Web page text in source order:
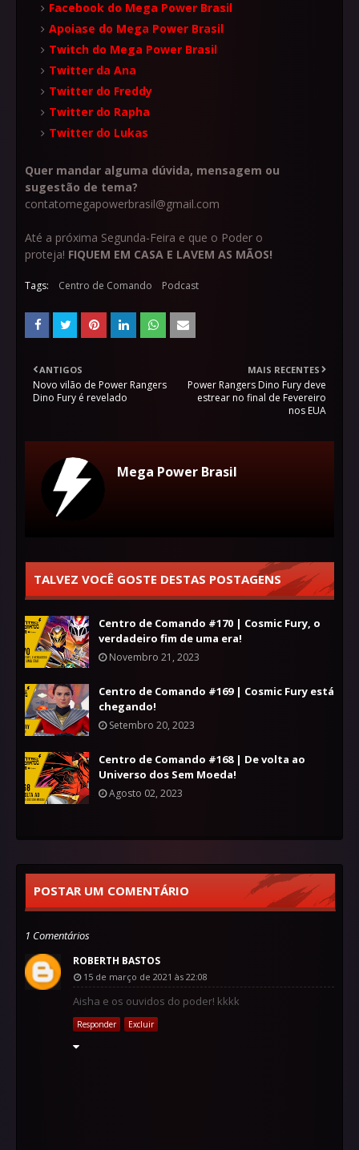
Facebook do Mega Power Brasil
Apoiase do Mega Power Brasil
Twitch do Mega Power Brasil
Twitter da Ana
Twitter do Freddy
Twitter do Rapha
Twitter do Lukas
Quer mandar alguma dúvida, mensagem ou
sugestão de tema?
contatomegapowerbrasil@gmail.com
Até a próxima Segunda-Feira e que o Poder o
proteja! FIQUEM EM CASA E LAVEM AS MÃOS!
Tags: Centro de Comando Podcast
MAIS RECENTES
Power Rangers Dino Fury deve
estrear no final de Fevereiro
nos EUA
ANTIGOS
Novo vilão de Power Rangers
Dino Fury é revelado
Mega Power Brasil
TALVEZ VOCÊ GOSTE DESTAS POSTAGENS
Centro de Comando #170 | Cosmic Fury, o
verdadeiro fim de uma era!
Novembro 21, 2023
Centro de Comando #169 | Cosmic Fury está
chegando!
Setembro 20, 2023
Centro de Comando #168 | De volta ao
Universo dos Sem Moeda!
Agosto 02, 2023
POSTAR UM COMENTÁRIO
1 Comentários
ROBERTH BASTOS
15 de março de 2021 às 22:08
Aisha e os ouvidos do poder! kkkk
Responder Excluir